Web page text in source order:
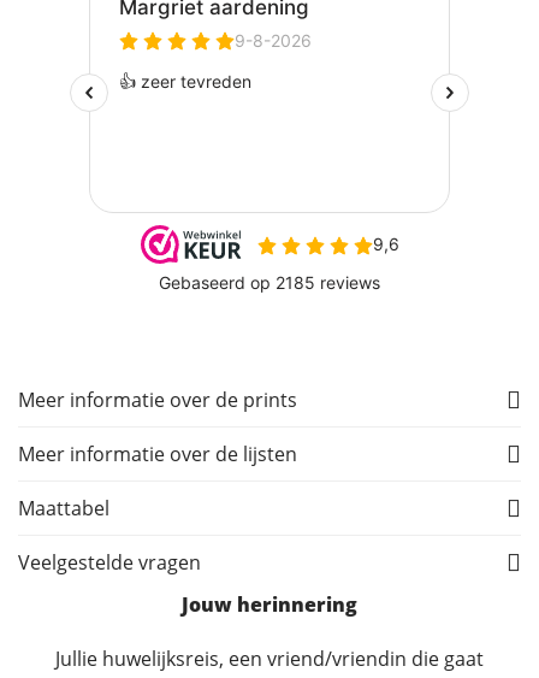
Meer informatie over de prints
Meer informatie over de lijsten
Maattabel
Veelgestelde vragen
Jouw herinnering
Jullie huwelijksreis, een vriend/vriendin die gaat